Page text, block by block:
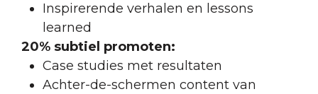
Inspirerende verhalen en lessons
learned
20% subtiel promoten:
Case studies met resultaten
Achter-de-schermen content van